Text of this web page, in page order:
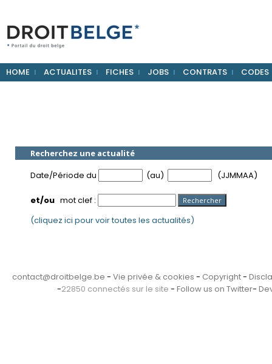
HOME ACTUALITES FICHES JOBS CONTRATS CODES
Recherchez une actualité
Date/Période du (au) (JJMMAA)
et/ou mot clef :
(cliquez ici pour voir toutes les actualités)
contact@droitbelge.be - Vie privée & cookies - Copyright-
-22850 connectés sur le site - Follow us on Twitter-